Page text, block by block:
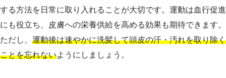
する方法を日常に取り入れることが大切です。運動は血行促進
にも役立ち、皮膚への栄養供給を高める効果も期待できます。
ただし、 運動後は速やかに洗髪して頭皮の汗・汚れを取り除く
ことを忘れないようにしましょう。